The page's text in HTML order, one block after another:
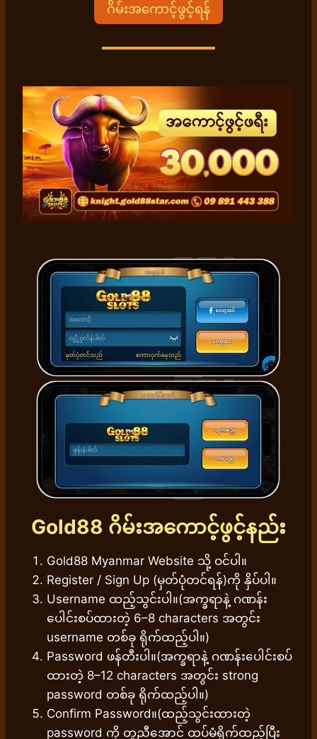
ဂိမ်းအကောင့်ဖွင့်ရန်
Gold88 ဂိမ်းအကောင့်ဖွင့်နည်း
Gold88 Myanmar Website သို့ ဝင်ပါ။
Register / Sign Up (မှတ်ပုံတင်ရန်)ကို နှိပ်ပါ။
Username ထည့်သွင်းပါ။(အက္ခရာနဲ့ ဂဏန်း
ပေါင်းစပ်ထားတဲ့ 6–8 characters အတွင်း
username တစ်ခု ရိုက်ထည့်ပါ။)
Password ဖန်တီးပါ။(အက္ခရာနဲ့ ဂဏန်းပေါင်းစပ်
ထားတဲ့ 8–12 characters အတွင်း strong
password တစ်ခု ရိုက်ထည့်ပါ။)
Confirm Password။(ထည့်သွင်းထားတဲ့
password ကို တူညီအောင် ထပ်မံရိုက်ထည့်ပြီး